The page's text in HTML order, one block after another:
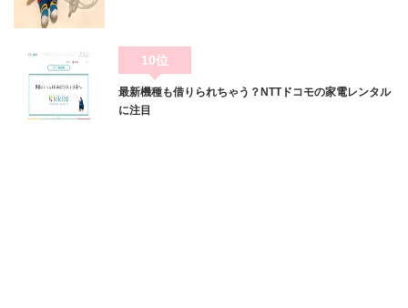
10位
最新機種も借りられちゃう？NTTドコモの家電レンタル
に注目